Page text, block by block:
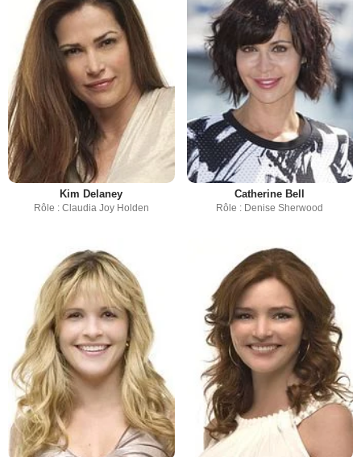
Kim Delaney
Rôle : Claudia Joy Holden
Catherine Bell
Rôle : Denise Sherwood